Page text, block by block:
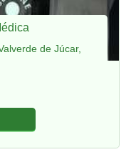
de Júcar,